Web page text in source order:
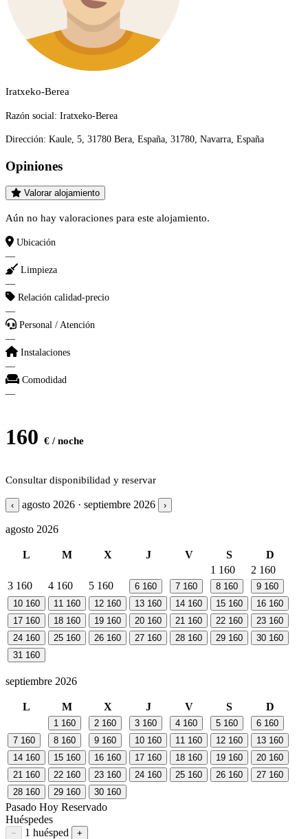
Iratxeko-Berea
Razón social: Iratxeko-Berea
Dirección: Kaule, 5, 31780 Bera, España, 31780, Navarra, España
Opiniones
Valorar alojamiento
Aún no hay valoraciones para este alojamiento.
Ubicación
—
Limpieza
—
Relación calidad-precio
—
Personal / Atención
—
Instalaciones
—
Comodidad
—
160 € / noche
Consultar disponibilidad y reservar
‹ agosto 2026 · septiembre 2026 ›
agosto 2026
L M X J V S
D
1 160 2 160
3 160 4 160 5 160 6 160 7 160 8 160 9 160
10 160 11 160 12 160 13 160 14 160 15 160 16 160
17 160 18 160 19 160 20 160 21 160 22 160 23 160
24 160 25 160 26 160 27 160 28 160 29 160 30 160
31 160
septiembre 2026
L M X J V S D
1 160 2 160 3 160 4 160 5 160 6 160
7 160 8 160 9 160 10 160 11 160 12 160 13 160
14 160 15 160 16 160 17 160 18 160 19 160 20 160
21 160 22 160 23 160 24 160 25 160 26 160 27 160
28 160 29 160 30 160
Pasado Hoy Reservado
Huéspedes
Restar huésped
− 1 huésped Sumar huésped
+